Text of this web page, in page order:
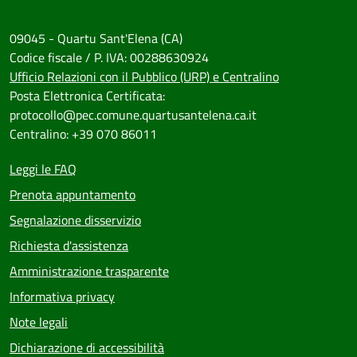
09045 - Quartu Sant'Elena (CA)
Codice fiscale / P. IVA: 00288630924
Ufficio Relazioni con il Pubblico (URP) e Centralino
Posta Elettronica Certificata:
protocollo@pec.comune.quartusantelena.ca.it
Centralino: +39 070 86011
Leggi le FAQ
Prenota appuntamento
Segnalazione disservizio
Richiesta d'assistenza
Amministrazione trasparente
Informativa privacy
Note legali
Dichiarazione di accessibilità